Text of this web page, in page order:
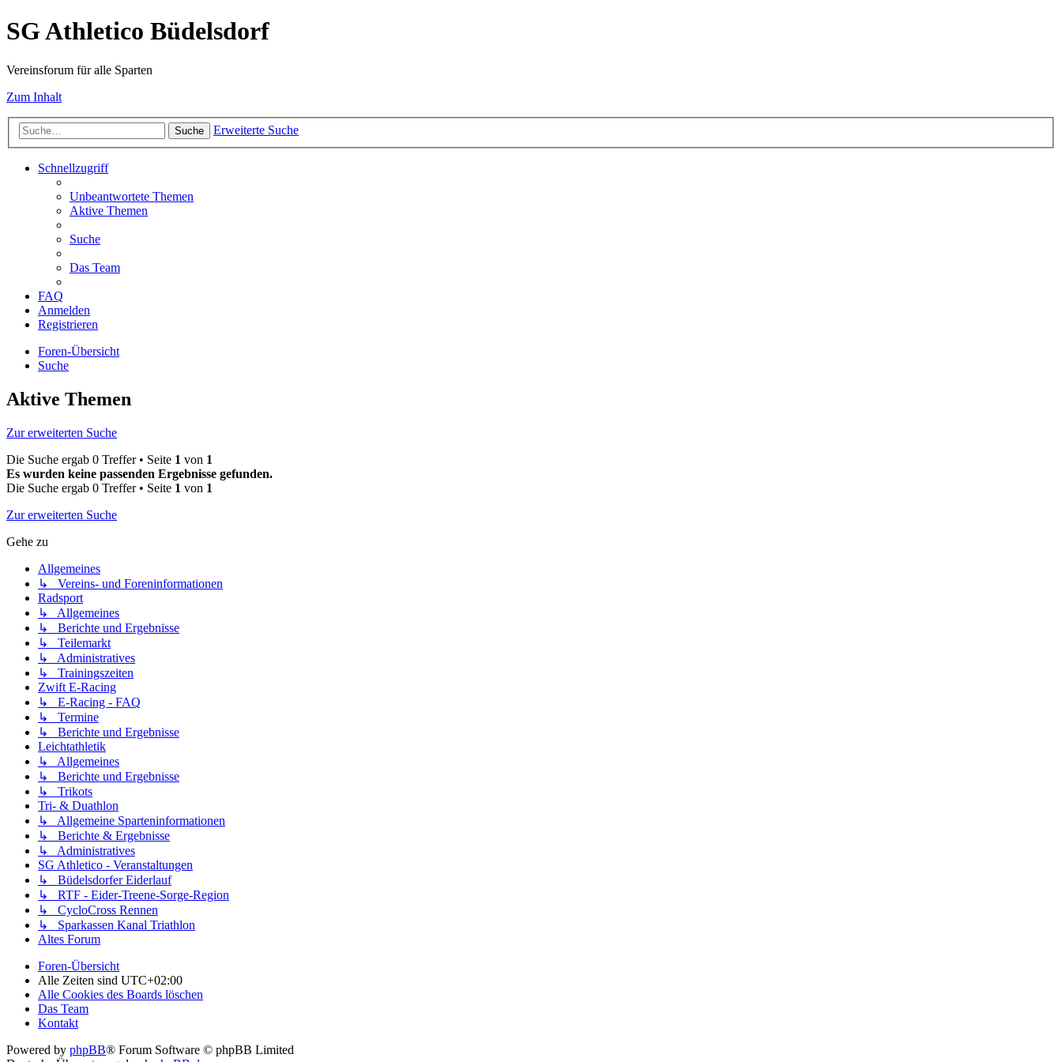
SG Athletico Büdelsdorf
Vereinsforum für alle Sparten
Zum Inhalt
Suche Erweiterte Suche
Schnellzugriff
Unbeantwortete Themen
Aktive Themen
Suche
Das Team
FAQ
Anmelden
Registrieren
Foren-Übersicht
Suche
Aktive Themen
Zur erweiterten Suche
Die Suche ergab 0 Treffer • Seite 1 von 1
Es wurden keine passenden Ergebnisse gefunden.
Die Suche ergab 0 Treffer • Seite 1 von 1
Zur erweiterten Suche
Gehe zu
Allgemeines
↳ Vereins- und Foreninformationen
Radsport
↳ Allgemeines
↳ Berichte und Ergebnisse
↳ Teilemarkt
↳ Administratives
↳ Trainingszeiten
Zwift E-Racing
↳ E-Racing - FAQ
↳ Termine
↳ Berichte und Ergebnisse
Leichtathletik
↳ Allgemeines
↳ Berichte und Ergebnisse
↳ Trikots
Tri- & Duathlon
↳ Allgemeine Sparteninformationen
↳ Berichte & Ergebnisse
↳ Administratives
SG Athletico - Veranstaltungen
↳ Büdelsdorfer Eiderlauf
↳ RTF - Eider-Treene-Sorge-Region
↳ CycloCross Rennen
↳ Sparkassen Kanal Triathlon
Altes Forum
Foren-Übersicht
Alle Zeiten sind UTC+02:00
Alle Cookies des Boards löschen
Das Team
Kontakt
Powered by phpBB® Forum Software © phpBB Limited